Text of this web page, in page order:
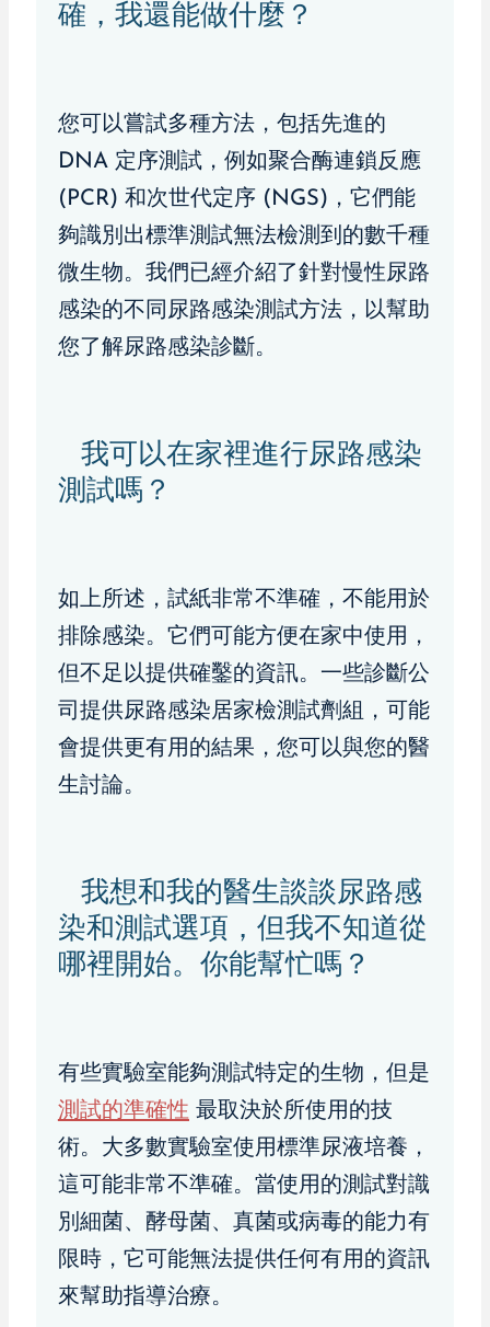
確，我還能做什麼？
您可以嘗試多種方法，包括先進的
DNA 定序測試，例如聚合酶連鎖反應
(PCR) 和次世代定序 (NGS)，它們能
夠識別出標準測試無法檢測到的數千種
微生物。我們已經介紹了針對慢性尿路
感染的不同尿路感染測試方法，以幫助
您了解尿路感染診斷。
我可以在家裡進行尿路感染
測試嗎？
如上所述，試紙非常不準確，不能用於
排除感染。它們可能方便在家中使用，
但不足以提供確鑿的資訊。一些診斷公
司提供尿路感染居家檢測試劑組，可能
會提供更有用的結果，您可以與您的醫
生討論。
我想和我的醫生談談尿路感
染和測試選項，但我不知道從
哪裡開始。你能幫忙嗎？
有些實驗室能夠測試特定的生物，但是
測試的準確性 最取決於所使用的技
術。大多數實驗室使用標準尿液培養，
這可能非常不準確。當使用的測試對識
別細菌、酵母菌、真菌或病毒的能力有
限時，它可能無法提供任何有用的資訊
來幫助指導治療。